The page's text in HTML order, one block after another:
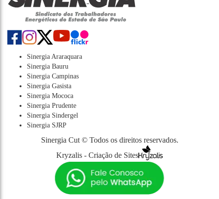
Sinergia Araraquara
Sinergia Bauru
Sinergia Campinas
Sinergia Gasista
Sinergia Mococa
Sinergia Prudente
Sinergia Sindergel
Sinergia SJRP
Sinergia Cut © Todos os direitos reservados.
Kryzalis - Criação de Sites